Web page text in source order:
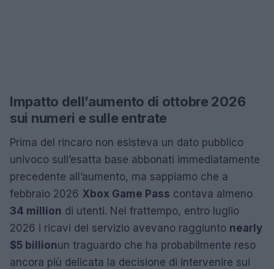
Impatto dell’aumento di ottobre 2026
sui numeri e sulle entrate
Prima del rincaro non esisteva un dato pubblico
univoco sull’esatta base abbonati immediatamente
precedente all’aumento, ma sappiamo che a
febbraio 2026 Xbox Game Pass contava almeno
34 million di utenti. Nel frattempo, entro luglio
2026 i ricavi del servizio avevano raggiunto nearly
$5 billionun traguardo che ha probabilmente reso
ancora più delicata la decisione di intervenire sui